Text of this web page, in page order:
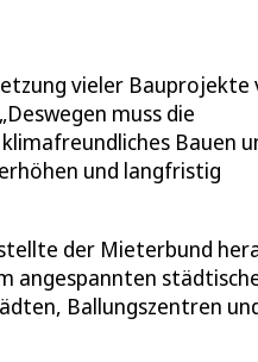
vieler Bauprojekte
muss die
Bauen
und langfristig
der Mieterbund
angespannten
Ballungszentren